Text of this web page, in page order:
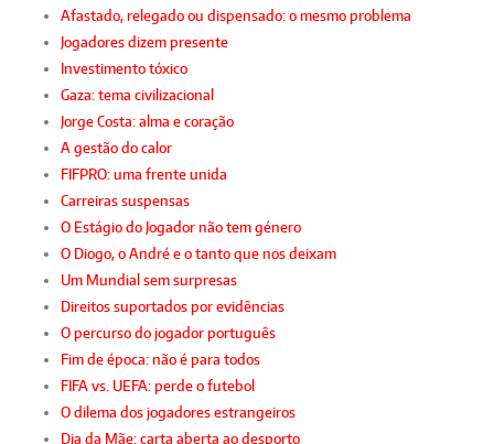
Afastado, relegado ou dispensado: o mesmo problema
Jogadores dizem presente
Investimento tóxico
Gaza: tema civilizacional
Jorge Costa: alma e coração
A gestão do calor
FIFPRO: uma frente unida
Carreiras suspensas
O Estágio do Jogador não tem género
O Diogo, o André e o tanto que nos deixam
Um Mundial sem surpresas
Direitos suportados por evidências
O percurso do jogador português
Fim de época: não é para todos
FIFA vs. UEFA: perde o futebol
O dilema dos jogadores estrangeiros
Dia da Mãe: carta aberta ao desporto